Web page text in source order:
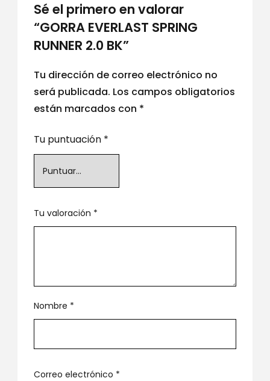
Sé el primero en valorar
“GORRA EVERLAST SPRING
RUNNER 2.0 BK”
Tu dirección de correo electrónico no
será publicada. Los campos obligatorios
están marcados con *
Tu puntuación *
Tu valoración *
Nombre *
Correo electrónico *